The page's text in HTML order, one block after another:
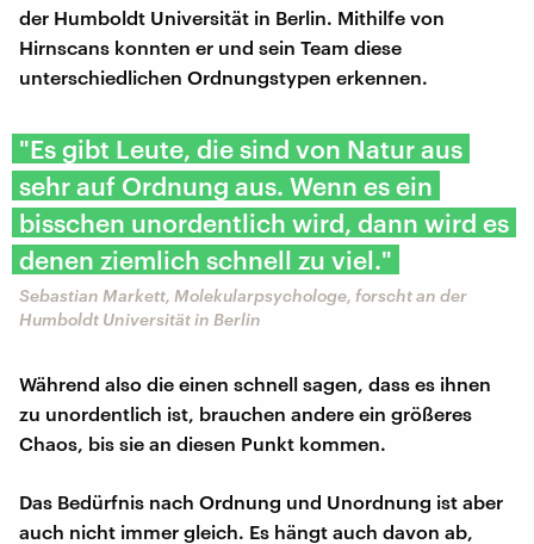
der Humboldt Universität in Berlin. Mithilfe von
Hirnscans konnten er und sein Team diese
unterschiedlichen Ordnungstypen erkennen.
"Es gibt Leute, die sind von Natur aus
sehr auf Ordnung aus. Wenn es ein
bisschen unordentlich wird, dann wird es
denen ziemlich schnell zu viel."
Sebastian Markett, Molekularpsychologe, forscht an der
Humboldt Universität in Berlin
Während also die einen schnell sagen, dass es ihnen
zu unordentlich ist, brauchen andere ein größeres
Chaos, bis sie an diesen Punkt kommen.
Das Bedürfnis nach Ordnung und Unordnung ist aber
auch nicht immer gleich. Es hängt auch davon ab,